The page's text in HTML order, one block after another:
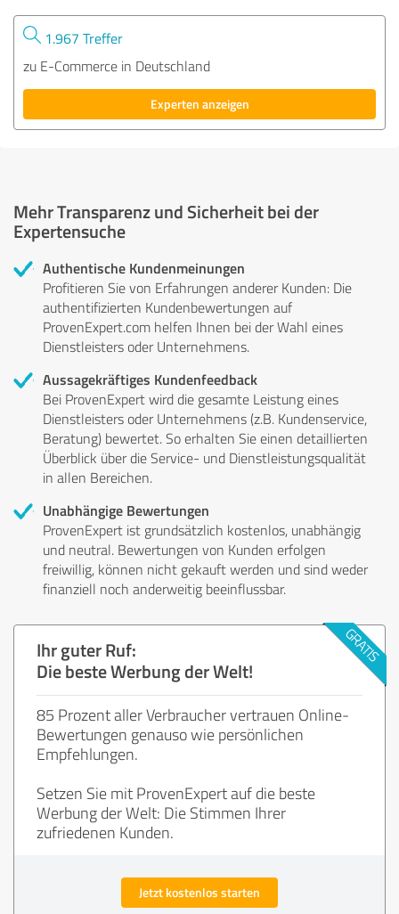
1.967 Treffer
zu E-Commerce in Deutschland
Experten anzeigen
Mehr Transparenz und Sicherheit bei der
Expertensuche
Authentische Kundenmeinungen
Profitieren Sie von Erfahrungen anderer Kunden: Die
authentifizierten Kundenbewertungen auf
ProvenExpert.com helfen Ihnen bei der Wahl eines
Dienstleisters oder Unternehmens.
Aussagekräftiges Kundenfeedback
Bei ProvenExpert wird die gesamte Leistung eines
Dienstleisters oder Unternehmens (z.B. Kundenservice,
Beratung) bewertet. So erhalten Sie einen detaillierten
Überblick über die Service- und Dienstleistungsqualität
in allen Bereichen.
Unabhängige Bewertungen
ProvenExpert ist grundsätzlich kostenlos, unabhängig
und neutral. Bewertungen von Kunden erfolgen
freiwillig, können nicht gekauft werden und sind weder
finanziell noch anderweitig beeinflussbar.
Ihr guter Ruf:
Die beste Werbung der Welt!
85 Prozent aller Verbraucher vertrauen Online-
Bewertungen genauso wie persönlichen
Empfehlungen.
Setzen Sie mit ProvenExpert auf die beste
Werbung der Welt: Die Stimmen Ihrer
zufriedenen Kunden.
Jetzt kostenlos starten